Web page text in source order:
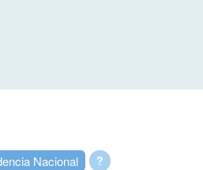
?
Nacional